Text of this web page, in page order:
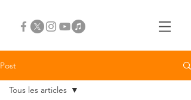
Post
Tous les articles